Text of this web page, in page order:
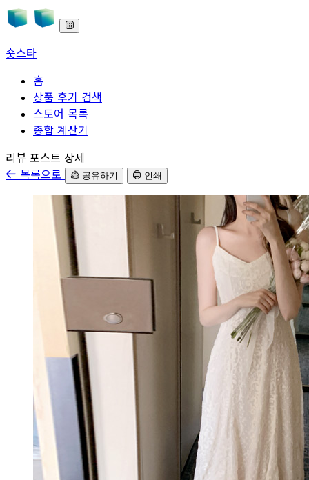
숏스타
홈
상품 후기 검색
스토어 목록
종합 계산기
본문으로 바로가기
리뷰 포스트 상세
목록으로
공유하기 인쇄